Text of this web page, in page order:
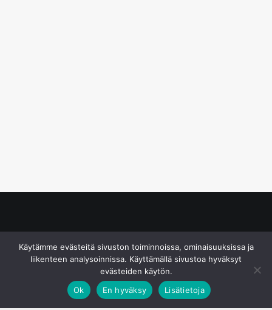
Käytämme evästeitä sivuston toiminnoissa, ominaisuuksissa ja
liikenteen analysoinnissa. Käyttämällä sivustoa hyväksyt
evästeiden käytön.
Ok
En hyväksy Lisätietoja